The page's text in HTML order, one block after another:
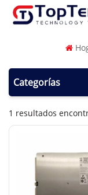
Categorías
1 resultados